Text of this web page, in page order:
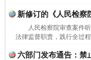
新修订的《人民检察
人民检察院审查案
法律监督职责，践行全过
六部门发布通告：禁